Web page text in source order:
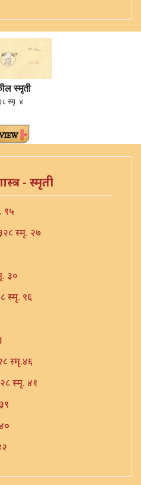
स्मृती
स्मृ. ४
- स्मृती
९५
स्मृ. २७
३०
स्मृ. ९६
स्मृ.४६
स्मृ. ४१